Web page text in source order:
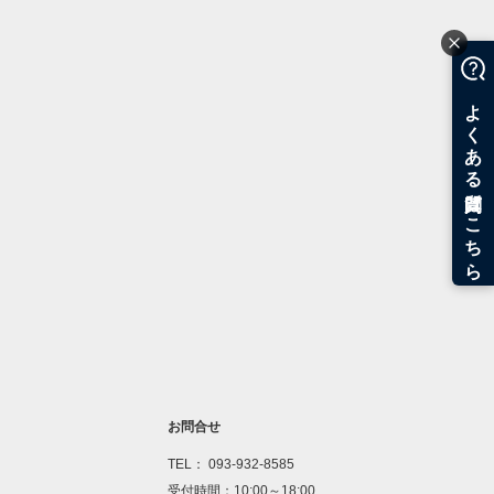
お問合せ
TEL： 093-932-8585
受付時間：10:00～18:00